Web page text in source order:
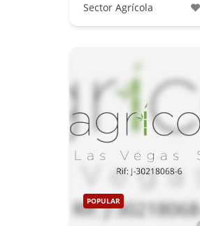
Sector Agrícola
POPULAR